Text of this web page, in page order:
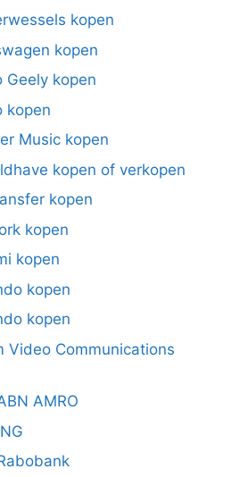
kopen
kopen
Geely kopen
kopen
Music kopen
kopen of verkopen
kopen
kopen
kopen
kopen
kopen
Video Communications
AMRO